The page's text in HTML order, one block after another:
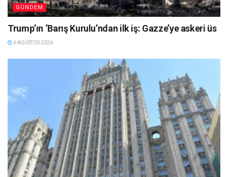
GÜNDEM
Trump’ın ‘Barış Kurulu’ndan ilk iş: Gazze’ye askeri üs
6 AĞUSTOS 2026